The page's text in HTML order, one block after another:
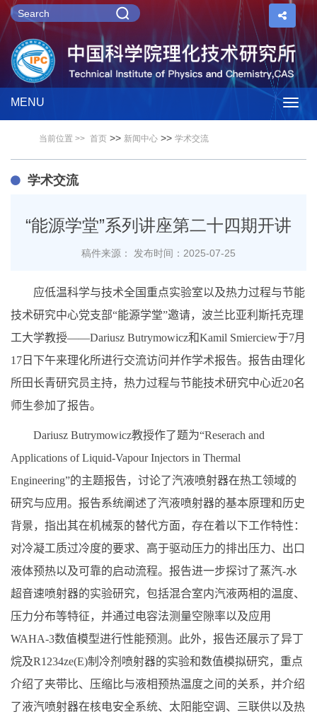
MENU
当前位置 >> 首页 >> 新闻中心 >> 学术交流
学术交流
“能源学堂”系列讲座第二十四期开讲
稿件来源： 发布时间：2025-07-25
应低温科学与技术全国重点实验室以及热力过程与节能
技术研究中心党支部“能源学堂”邀请，波兰比亚利斯托克理
工大学教授——Dariusz Butrymowicz和Kamil Smierciew于7月
17 日下午来理化所进行交流访问并作学术报告。报告由理化
所田长青研究员主持，热力过程与节能技术研究中心近20名
师生参加了报告。
Dariusz Butrymowicz教授作了题为“Reserach and
Applications of Liquid-Vapour Injectors in Thermal
Engineering”的主题报告，讨论了汽液喷射器在热工领域的
研究与应用。报告系统阐述了汽液喷射器的基本原理和历史
背景，指出其在机械泵的替代方面，存在着以下工作特性：
对冷凝工质过冷度的要求、高于驱动压力的排出压力、出口
液体预热以及可靠的启动流程。报告进一步探讨了蒸汽-水
超音速喷射器的实验研究，包括混合室内汽液两相的温度、
压力分布等特征，并通过电容法测量空隙率以及应用
WAHA-3数值模型进行性能预测。此外，报告还展示了异丁
烷及R1234ze(E)制冷剂喷射器的实验和数值模拟研究，重点
介绍了夹带比、压缩比与液相预热温度之间的关系，并介绍
了液汽喷射器在核电安全系统、太阳能空调、三联供以及热